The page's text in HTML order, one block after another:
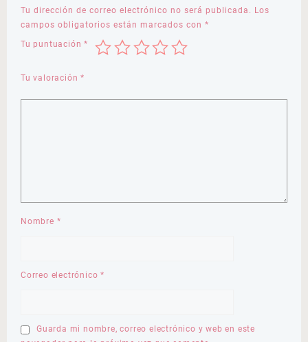
Tu dirección de correo electrónico no será publicada. Los
campos obligatorios están marcados con *
Tu puntuación*
Tu valoración*
Nombre *
Correo electrónico*
Guarda mi nombre, correo electrónico y web en este